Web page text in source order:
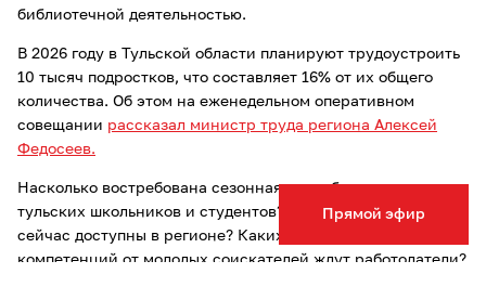
Прямой эфир
библиотечной деятельностью.
В 2026 году в Тульской области планируют трудоустроить
10 тысяч подростков, что составляет 16% от их общего
количества. Об этом на еженедельном оперативном
совещании рассказал министр труда региона Алексей
Федосеев.
Насколько востребована сезонная подработка среди
тульских школьников и студентов? Какие вакансии
сейчас доступны в регионе? Каких навыков и
компетенций от молодых соискателей ждут работодатели?